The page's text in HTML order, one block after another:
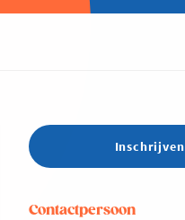
Inschrijven
Contactpersoon